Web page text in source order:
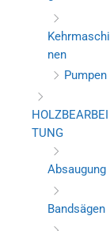
Kehrmaschi
nen
Pumpen
HOLZBEARBEI
TUNG
Absaugung
Bandsägen